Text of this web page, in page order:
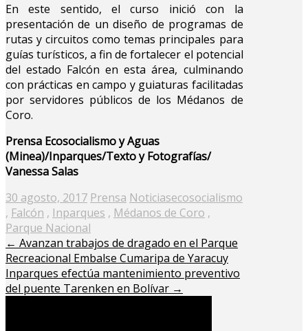
En este sentido, el curso inició con la
presentación de un diseño de programas de
rutas y circuitos como temas principales para
guías turísticos, a fin de fortalecer el potencial
del estado Falcón en esta área, culminando
con prácticas en campo y guiaturas facilitadas
por servidores públicos de los Médanos de
Coro.
Prensa Ecosocialismo y Aguas
(Minea)/Inparques/Texto y Fotografías/
Vanessa Salas
Posted
on
30 agosto, 2017 Prensa Noticiasecosocialismo
, Falcón , Inparques , Médanos de Coro ,
Parque Nacional
← Avanzan trabajos de dragado en el Parque
Recreacional Embalse Cumaripa de Yaracuy
Inparques efectúa mantenimiento preventivo
del puente Tarenken en Bolívar →